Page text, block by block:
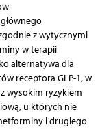
z wytycznymi
w terapii
alternatywa dla
receptora GLP-1, w
wysokim ryzykiem
u których nie
i drugiego